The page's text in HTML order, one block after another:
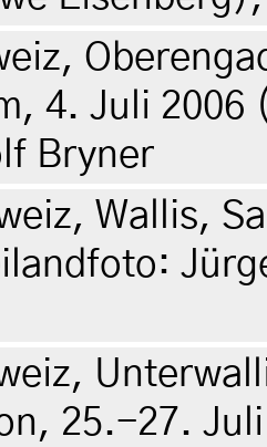
4. Juli
Bryner
Wallis,
25.-27.